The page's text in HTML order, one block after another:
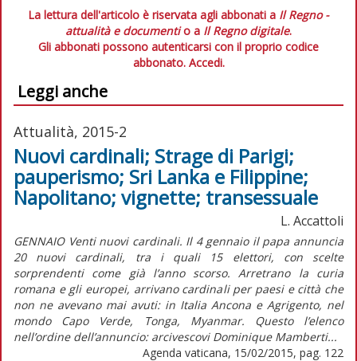
La lettura dell'articolo è riservata agli abbonati a Il Regno -
attualità e documentio a Il Regno digitale.
Gli abbonati possono autenticarsi con il proprio codice
abbonato. Accedi.
Leggi anche
Attualità, 2015-2
Nuovi cardinali; Strage di Parigi;
pauperismo; Sri Lanka e Filippine;
Napolitano; vignette; transessuale
L. Accattoli
GENNAIO Venti nuovi cardinali. Il 4 gennaio il papa annuncia
20 nuovi cardinali, tra i quali 15 elettori, con scelte
sorprendenti come già l’anno scorso. Arretrano la curia
romana e gli europei, arrivano cardinali per paesi e città che
non ne avevano mai avuti: in Italia Ancona e Agrigento, nel
mondo Capo Verde, Tonga, Myanmar. Questo l’elenco
nell’ordine dell’annuncio: arcivescovi Dominique Mamberti...
Agenda vaticana, 15/02/2015, pag. 122